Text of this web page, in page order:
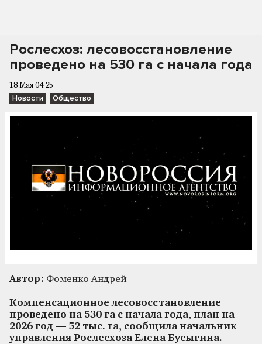
Рослесхоз: лесовосстановление
проведено на 530 га с начала года
18 Мая 04:25
Новости Общество
Автор: Фоменко Андрей
Компенсационное лесовосстановление
проведено на 530 га с начала года, план на
2026 год — 52 тыс. га, сообщила начальник
управления Рослесхоза Елена Бусыгина.